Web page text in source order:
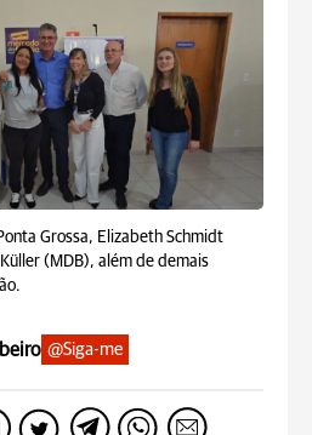
Grossa, Elizabeth Schmidt
(MDB), além de demais
@Siga-me